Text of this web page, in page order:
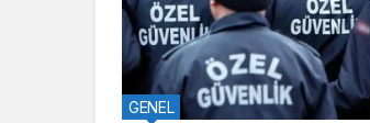
GENEL